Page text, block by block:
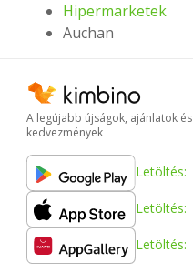
Hipermarketek
Auchan
A legújabb újságok, ajánlatok és
kedvezmények
Letöltés:
Letöltés:
Letöltés: